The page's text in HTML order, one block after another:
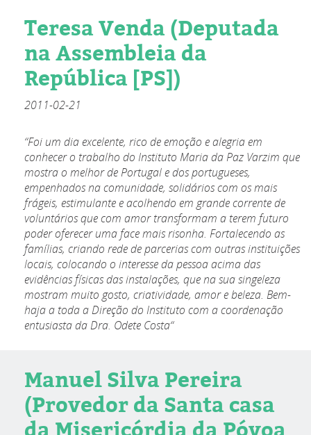
Teresa Venda (Deputada
na Assembleia da
República [PS])
2011-02-21
“Foi um dia excelente, rico de emoção e alegria em
conhecer o trabalho do Instituto Maria da Paz Varzim que
mostra o melhor de Portugal e dos portugueses,
empenhados na comunidade, solidários com os mais
frágeis, estimulante e acolhendo em grande corrente de
voluntários que com amor transformam a terem futuro
poder oferecer uma face mais risonha. Fortalecendo as
famílias, criando rede de parcerias com outras instituições
locais, colocando o interesse da pessoa acima das
evidências físicas das instalações, que na sua singeleza
mostram muito gosto, criatividade, amor e beleza. Bem-
haja a toda a Direção do Instituto com a coordenação
entusiasta da Dra. Odete Costa“
Manuel Silva Pereira
(Provedor da Santa casa